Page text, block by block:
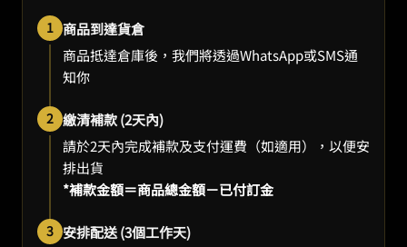
1 商品到達貨倉
商品抵達倉庫後，我們將透過WhatsApp或SMS通
知你
2 繳清補款 (2天內)
請於2天內完成補款及支付運費（如適用），以便安
排出貨
*補款金額＝商品總金額－已付訂金
3 安排配送 (3個工作天)